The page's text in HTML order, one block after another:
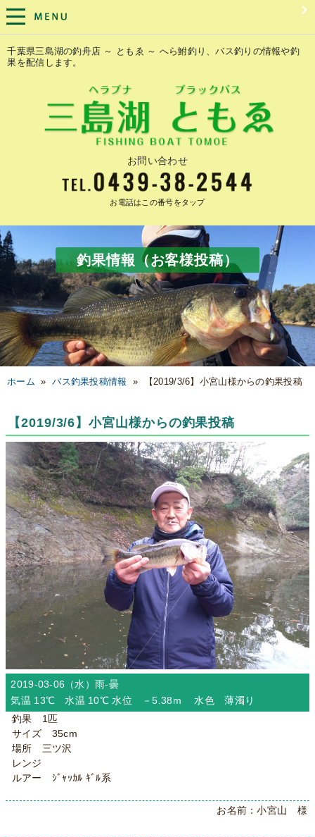
千葉県三島湖の釣舟店 ～ ともゑ ～ へら鮒釣り、バス釣りの情報や釣
果を配信します。
お問い合わせ
お電話はこの番号をタップ
釣果情報（お客様投稿）
ホーム »バス釣果投稿情報 » 【2019/3/6】小宮山様からの釣果投稿
【2019/3/6】小宮山様からの釣果投稿
2019-03-06（水）雨-曇
気温 13℃ 水温 10℃ 水位 －5.38m 水色 薄濁り
釣果 1匹
サイズ 35cm
場所 三ツ沢
レンジ
ルアー ｼﾞｬｯｶﾙ ｷﾞﾙ系
お名前：小宮山 様